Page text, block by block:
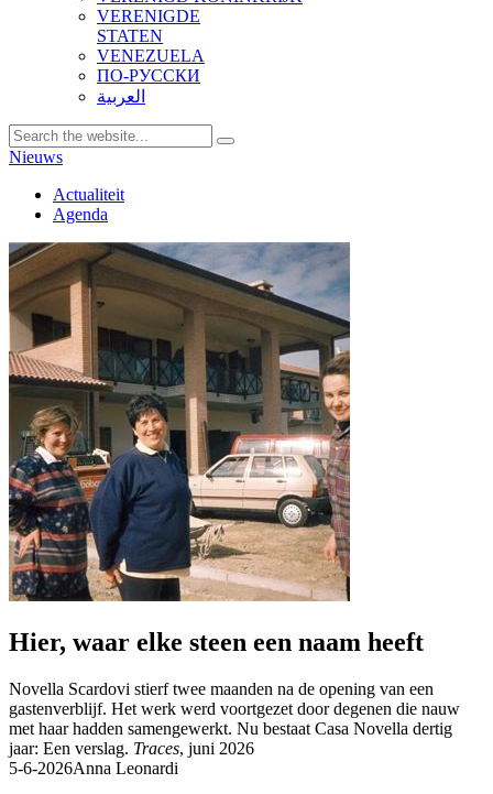
VERENIGDE
STATEN
VENEZUELA
ПО-РУССКИ
العربية
Nieuws
Actualiteit
Agenda
Hier, waar elke steen een naam heeft
Novella Scardovi stierf twee maanden na de opening van een
gastenverblijf. Het werk werd voortgezet door degenen die nauw
met haar hadden samengewerkt. Nu bestaat Casa Novella dertig
jaar: Een verslag. Traces, juni 2026
5-6-2026Anna Leonardi